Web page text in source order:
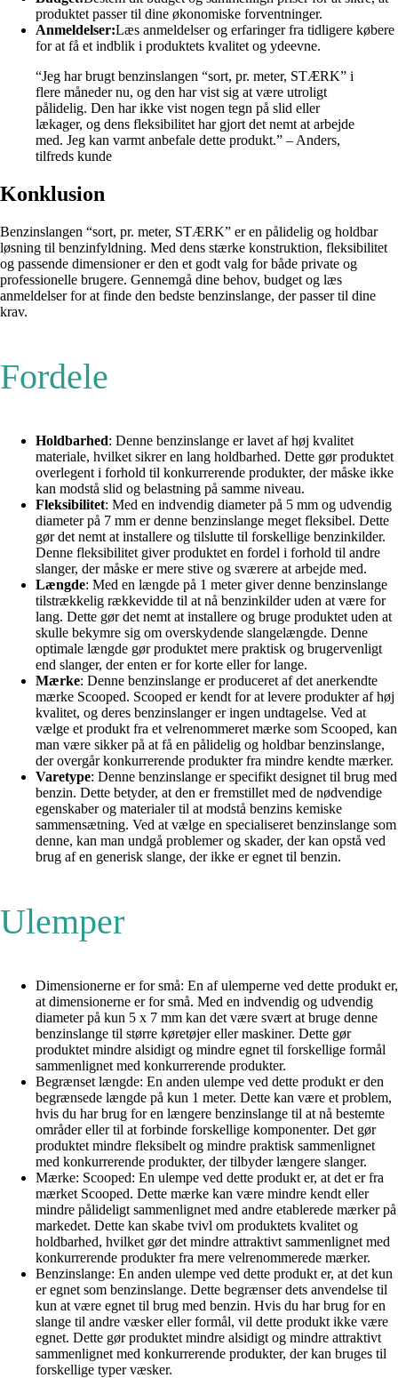
produktet passer til dine økonomiske forventninger.
Anmeldelser:Læs anmeldelser og erfaringer fra tidligere købere
for at få et indblik i produktets kvalitet og ydeevne.
“Jeg har brugt benzinslangen “sort, pr. meter, STÆRK” i
flere måneder nu, og den har vist sig at være utroligt
pålidelig. Den har ikke vist nogen tegn på slid eller
lækager, og dens fleksibilitet har gjort det nemt at arbejde
med. Jeg kan varmt anbefale dette produkt.” – Anders,
tilfreds kunde
Konklusion
Benzinslangen “sort, pr. meter, STÆRK” er en pålidelig og holdbar
løsning til benzinfyldning. Med dens stærke konstruktion, fleksibilitet
og passende dimensioner er den et godt valg for både private og
professionelle brugere. Gennemgå dine behov, budget og læs
anmeldelser for at finde den bedste benzinslange, der passer til dine
krav.
Fordele
Holdbarhed: Denne benzinslange er lavet af høj kvalitet
materiale, hvilket sikrer en lang holdbarhed. Dette gør produktet
overlegent i forhold til konkurrerende produkter, der måske ikke
kan modstå slid og belastning på samme niveau.
Fleksibilitet: Med en indvendig diameter på 5 mm og udvendig
diameter på 7 mm er denne benzinslange meget fleksibel. Dette
gør det nemt at installere og tilslutte til forskellige benzinkilder.
Denne fleksibilitet giver produktet en fordel i forhold til andre
slanger, der måske er mere stive og sværere at arbejde med.
Længde: Med en længde på 1 meter giver denne benzinslange
tilstrækkelig rækkevidde til at nå benzinkilder uden at være for
lang. Dette gør det nemt at installere og bruge produktet uden at
skulle bekymre sig om overskydende slangelængde. Denne
optimale længde gør produktet mere praktisk og brugervenligt
end slanger, der enten er for korte eller for lange.
Mærke: Denne benzinslange er produceret af det anerkendte
mærke Scooped. Scooped er kendt for at levere produkter af høj
kvalitet, og deres benzinslanger er ingen undtagelse. Ved at
vælge et produkt fra et velrenommeret mærke som Scooped, kan
man være sikker på at få en pålidelig og holdbar benzinslange,
der overgår konkurrerende produkter fra mindre kendte mærker.
Varetype: Denne benzinslange er specifikt designet til brug med
benzin. Dette betyder, at den er fremstillet med de nødvendige
egenskaber og materialer til at modstå benzins kemiske
sammensætning. Ved at vælge en specialiseret benzinslange som
denne, kan man undgå problemer og skader, der kan opstå ved
brug af en generisk slange, der ikke er egnet til benzin.
Ulemper
Dimensionerne er for små: En af ulemperne ved dette produkt er,
at dimensionerne er for små. Med en indvendig og udvendig
diameter på kun 5 x 7 mm kan det være svært at bruge denne
benzinslange til større køretøjer eller maskiner. Dette gør
produktet mindre alsidigt og mindre egnet til forskellige formål
sammenlignet med konkurrerende produkter.
Begrænset længde: En anden ulempe ved dette produkt er den
begrænsede længde på kun 1 meter. Dette kan være et problem,
hvis du har brug for en længere benzinslange til at nå bestemte
områder eller til at forbinde forskellige komponenter. Det gør
produktet mindre fleksibelt og mindre praktisk sammenlignet
med konkurrerende produkter, der tilbyder længere slanger.
Mærke: Scooped: En ulempe ved dette produkt er, at det er fra
mærket Scooped. Dette mærke kan være mindre kendt eller
mindre pålideligt sammenlignet med andre etablerede mærker på
markedet. Dette kan skabe tvivl om produktets kvalitet og
holdbarhed, hvilket gør det mindre attraktivt sammenlignet med
konkurrerende produkter fra mere velrenommerede mærker.
Benzinslange: En anden ulempe ved dette produkt er, at det kun
er egnet som benzinslange. Dette begrænser dets anvendelse til
kun at være egnet til brug med benzin. Hvis du har brug for en
slange til andre væsker eller formål, vil dette produkt ikke være
egnet. Dette gør produktet mindre alsidigt og mindre attraktivt
sammenlignet med konkurrerende produkter, der kan bruges til
forskellige typer væsker.